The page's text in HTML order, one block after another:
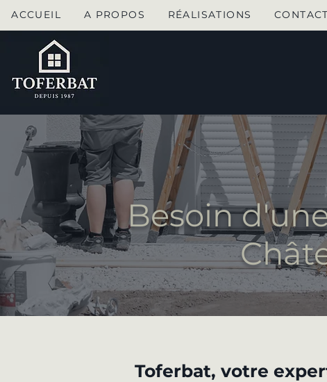
ACCUEIL A PROPOS RÉALISATIONS CONTACT
Besoin
Toferbat, votre